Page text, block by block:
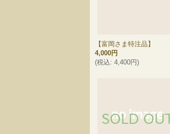
【富岡さま特注品】
4,000円
(税込: 4,400円)